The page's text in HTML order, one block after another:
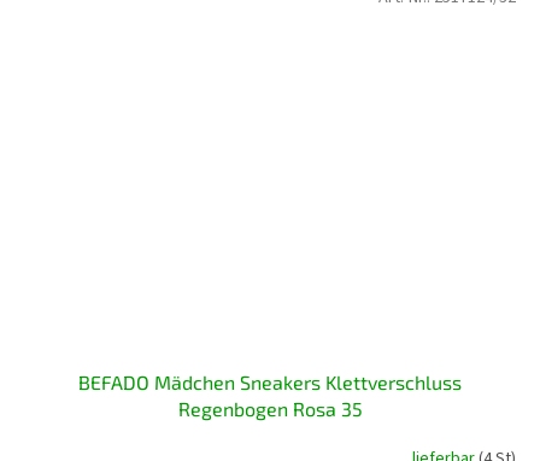
BEFADO Mädchen Sneakers Klettverschluss
Regenbogen Rosa 35